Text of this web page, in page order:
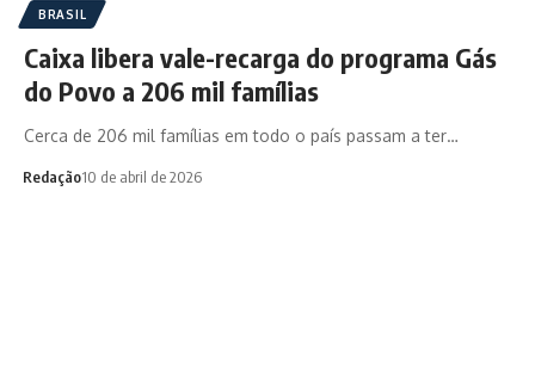
BRASIL
Caixa libera vale-recarga do programa Gás
do Povo a 206 mil famílias
Cerca de 206 mil famílias em todo o país passam a ter…
Redação10 de abril de 2026